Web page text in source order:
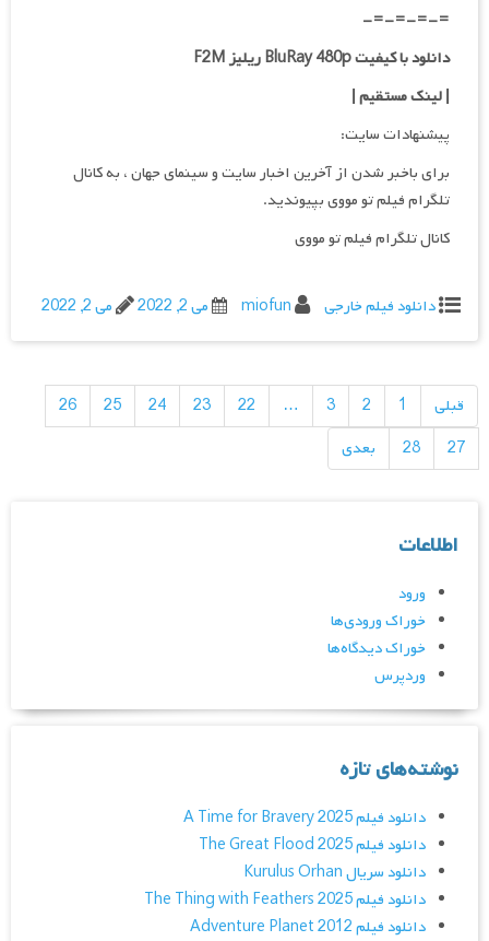
=-=-=-=-
دانلود با کیفیت BluRay 480p ریلیز F2M
| لینک مستقیم|
پیشنهادات سایت:
برای باخبر شدن از آخرین اخبار سایت و سینمای جهان ، به کانال
تلگرام فیلم تو مووی بپیوندید.
کانال تلگرام فیلم تو مووی
دانلود فیلم خارجی miofun می 2, 2022 می 2, 2022
راهبری
نوشته‌ها
قبلی 1
2
3
…
22
23
24
25
26
27
28 بعدی
اطلاعات
ورود
خوراک ورودی‌ها
خوراک دیدگاه‌ها
وردپرس
نوشته‌های تازه
دانلود فیلم A Time for Bravery 2025
دانلود فیلم The Great Flood 2025
دانلود سریال Kurulus Orhan
دانلود فیلم The Thing with Feathers 2025
دانلود فیلم Adventure Planet 2012